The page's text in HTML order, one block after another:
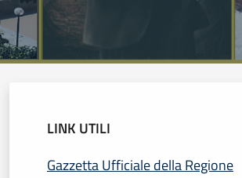
LINK UTILI
Gazzetta Ufficiale della Regione